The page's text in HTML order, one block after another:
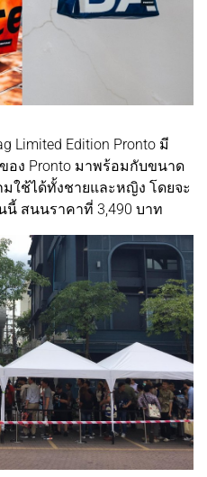
Limited Edition Pronto มี
ง Pronto มาพร้อมกับขนาด
ใช้ได้ทั้งชายและหญิง โดยจะ
นี้ สนนราคาที่ 3,490 บาท